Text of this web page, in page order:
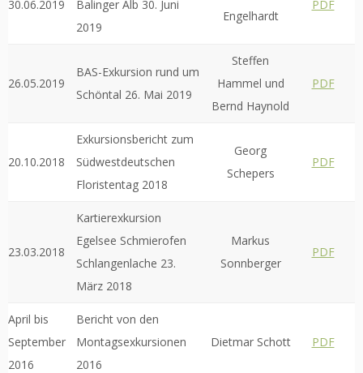
30.06.2019
Balinger Alb 30. Juni
2019
Engelhardt
PDF
26.05.2019
BAS-Exkursion rund um
Schöntal 26. Mai 2019
Steffen
Hammel und
Bernd Haynold
PDF
20.10.2018
Exkursionsbericht zum
Südwestdeutschen
Floristentag 2018
Georg
Schepers
PDF
23.03.2018
Kartierexkursion
Egelsee Schmierofen
Schlangenlache 23.
März 2018
Markus
Sonnberger
PDF
April bis
September
2016
Bericht von den
Montagsexkursionen
2016
Dietmar Schott PDF